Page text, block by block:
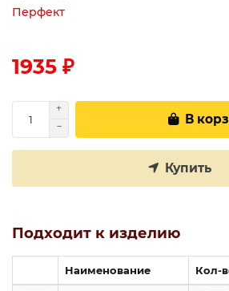
Перфект
1935 ₽
В
Купить
Подходит к изделию
Наименование Кол-